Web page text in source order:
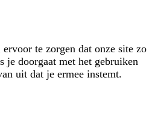
te zorgen dat onze site zo
je doorgaat met het gebruiken
uit dat je ermee instemt.